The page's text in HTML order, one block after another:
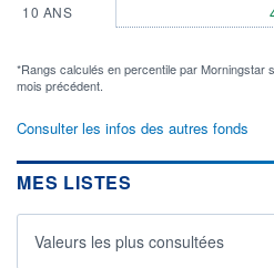
10 ANS
*Rangs calculés en percentile par Morningstar
mois précédent.
Consulter les infos des autres fonds
MES LISTES
Valeurs les plus consultées